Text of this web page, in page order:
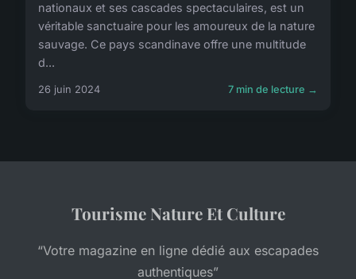
nationaux et ses cascades spectaculaires, est un
véritable sanctuaire pour les amoureux de la nature
sauvage. Ce pays scandinave offre une multitude
d...
26 juin 2024 7 min de lecture →
Tourisme Nature Et Culture
“Votre magazine en ligne dédié aux escapades
authentiques”